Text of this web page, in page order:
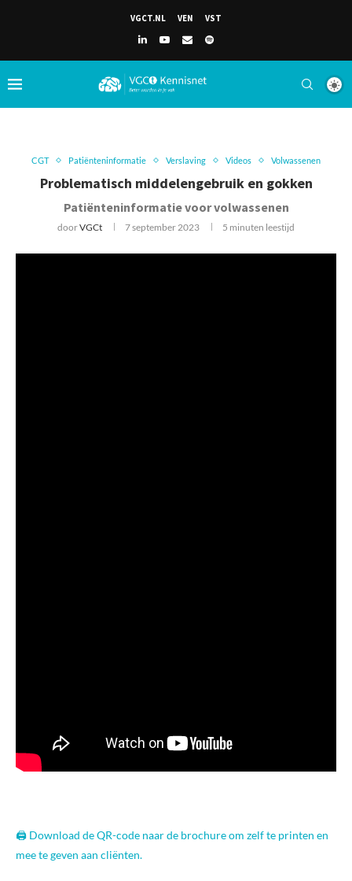
VGCT.NL VEN VST
CGT Patiënteninformatie Verslaving Videos Volwassenen
Problematisch middelengebruik en gokken
Patiënteninformatie voor volwassenen
doorVGCt 7 september 2023 5 minuten leestijd
🖨️ Download de QR-code naar de brochure om zelf te printen en
mee te geven aan cliënten.